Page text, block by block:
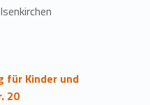
für Kinder und
20